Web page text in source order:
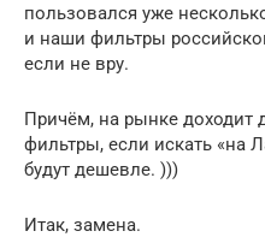
пользовался уже
и наши фильтры
если не вру.
Причём, на рынке доходит
фильтры, если искать «на
будут дешевле. )))
Итак, замена.